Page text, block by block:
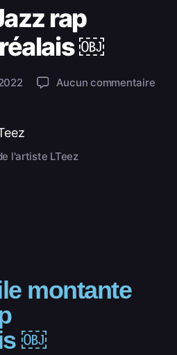
rap
￼
Aucun commentaire
l'artiste LTeez
montante
￼